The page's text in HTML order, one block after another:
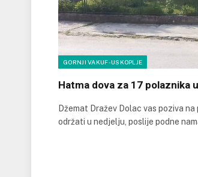
GORNJI VAKUF-USKOPLJE
Hatma dova za 17 polaznika
Džemat Dražev Dolac vas poziva
održati u nedjelju, poslije podne